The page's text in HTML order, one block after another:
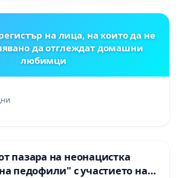
на лица, на които да не
да отглеждат домашни
любимци
пазара на неонацистка
педофили" с участието на